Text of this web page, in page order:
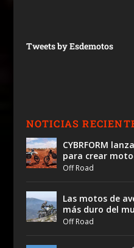
Tweets by Esdemotos
NOTICIAS
CYBRFORM
para crear
Off Road
Las motos de
más duro del
Off Road